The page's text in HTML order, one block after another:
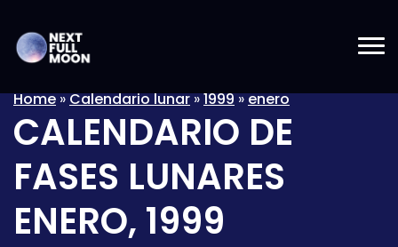
Home»Calendario lunar»1999»enero
CALENDARIO DE
FASES LUNARES
ENERO, 1999